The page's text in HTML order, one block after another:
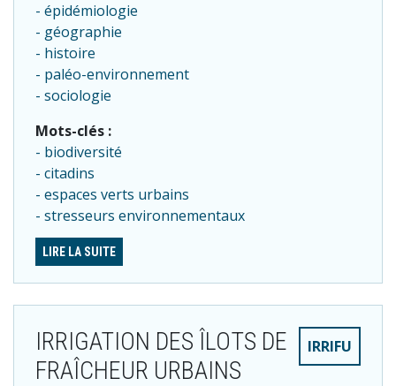
épidémiologie
géographie
histoire
paléo-environnement
sociologie
Mots-clés :
biodiversité
citadins
espaces verts urbains
stresseurs environnementaux
LIRE LA SUITE
IRRIFU
IRRIGATION DES ÎLOTS DE
FRAÎCHEUR URBAINS